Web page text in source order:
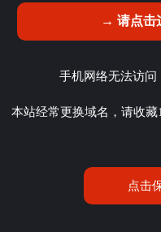
→ 请点击
手机网络无法访
本站经常更换域名，请收
点击